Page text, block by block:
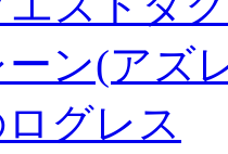
ン(アズ
グレス